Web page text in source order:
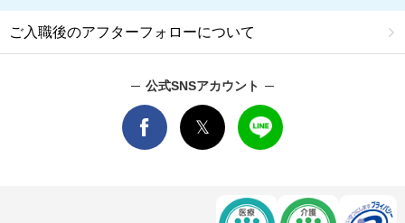
ご入職後のアフターフォローについて
公式SNSアカウント